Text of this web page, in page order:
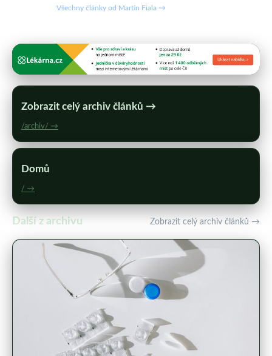
Všechny články od Martin Fiala →
Zobrazit celý archiv článků →
/archiv/ →
Domů
/ →
Další z archivu Zobrazit celý archiv článků →